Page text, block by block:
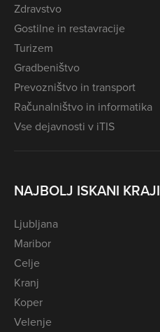
Zdravstvo
Gostilne in restavracije
Turizem
Gradbeništvo
Prevozništvo in transport
Računalništvo in informatika
Vse dejavnosti v iTIS
NAJBOLJ ISKANI KRAJI
Ljubljana
Maribor
Celje
Kranj
Koper
Velenje